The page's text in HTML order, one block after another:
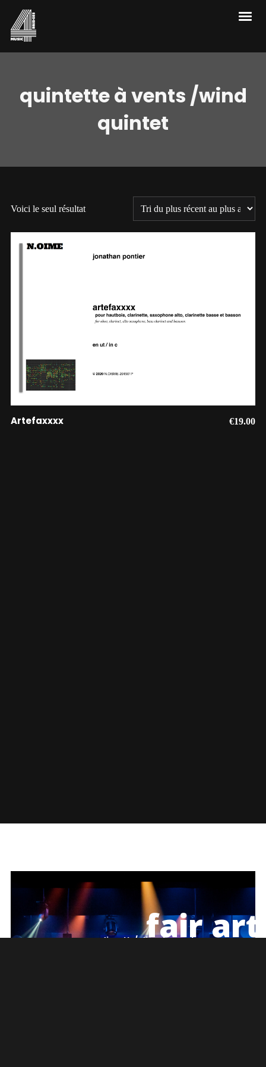
quintette à vents /wind
quintet
Voici le seul résultat
Artefaxxxx €19.00
directly/ directement
fair art